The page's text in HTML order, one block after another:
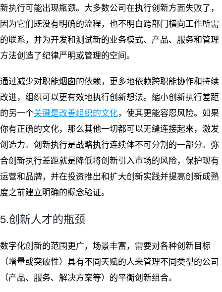
新执行可能出现瓶颈。大多数公司在执行创新方面失败了，
因为它们既没有明确的流程，也不明白跨部门横向工作所需
的联系，并为开发和测试新的业务模式、产品、服务和管理
方法创造了纪律严明或管理的空间。
通过减少对职能烟囱的依赖，更多地依赖跨职能协作和持续
改进，组织可以更有效地执行创新想法。缩小创新执行差距
的另一个关键是改善组织的文化，使其更能容忍风险。如果
你有正确的文化，那么其他一切都可以无缝连接起来，激发
创造力。创新执行是战略执行连续体不可分割的一部分。弥
合创新执行差距就是降低将创新引入市场的风险，保护现有
运营和品牌，并在投资推出和扩大创新实践并提高创新成熟
度之前建立明确的概念验证。
5.创新人才的瓶颈
数字化创新的范围更广，场景丰富，需要对各种创新目标
（增量或突破性）具有不同天赋的人来管理不同类型的公司
（产品、服务、解决方案等）的平衡创新组合。